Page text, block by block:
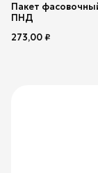
Пакет
ПНД
273,00₽